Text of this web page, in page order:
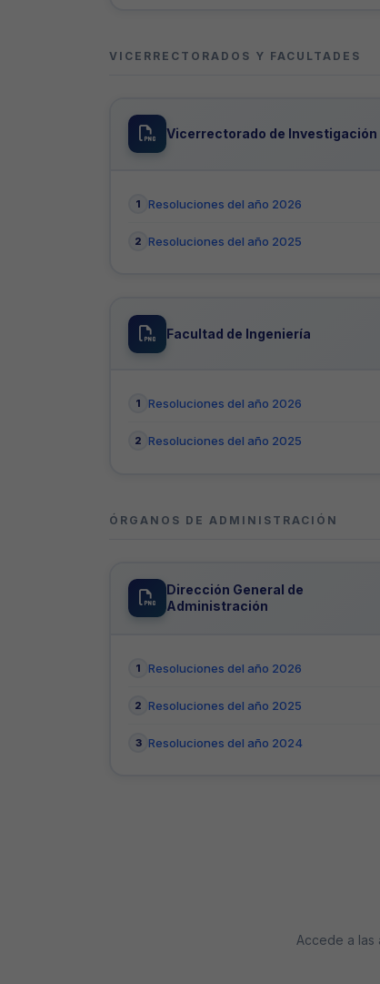
VICERRECTORADOS Y FACULTADES
Vicerrectorado de Investigación
Resoluciones del año 2026
Resoluciones del año 2025
Facultad de Ingeniería
Resoluciones del año 2026
Resoluciones del año 2025
ÓRGANOS DE ADMINISTRACIÓN
Dirección General de
Administración
Resoluciones del año 2026
Resoluciones del año 2025
Resoluciones del año 2024
Accede a las